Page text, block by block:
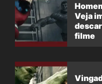
Veja
filme